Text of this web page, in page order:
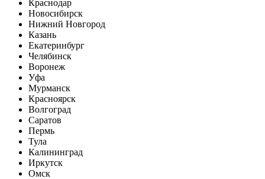
Краснодар
Новосибирск
Нижний Новгород
Казань
Екатеринбург
Челябинск
Воронеж
Уфа
Мурманск
Красноярск
Волгоград
Саратов
Пермь
Тула
Калининград
Иркутск
Омск